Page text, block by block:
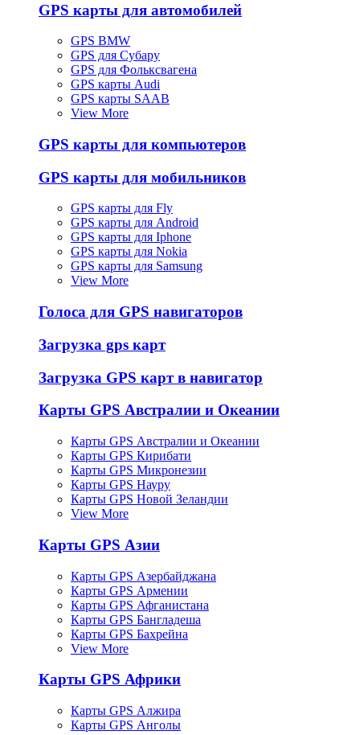
GPS карты для автомобилей
GPS BMW
GPS для Субару
GPS для Фольксвагена
GPS карты Audi
GPS карты SAAB
View More
GPS карты для компьютеров
GPS карты для мобильников
GPS карты для Fly
GPS карты для Android
GPS карты для Iphone
GPS карты для Nokia
GPS карты для Samsung
View More
Голоса для GPS навигаторов
Загрузка gps карт
Загрузка GPS карт в навигатор
Карты GPS Австралии и Океании
Карты GPS Австралии и Океании
Карты GPS Кирибати
Карты GPS Микронезии
Карты GPS Науру
Карты GPS Новой Зеландии
View More
Карты GPS Азии
Карты GPS Азербайджана
Карты GPS Армении
Карты GPS Афганистана
Карты GPS Бангладеша
Карты GPS Бахрейна
View More
Карты GPS Африки
Карты GPS Алжира
Карты GPS Анголы